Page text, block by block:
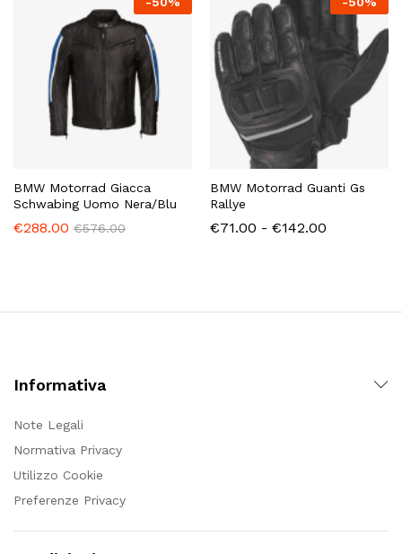
BMW Motorrad Giacca
Schwabing Uomo Nera/Blu
€288.00 €576.00
BMW Motorrad Guanti Gs
Rallye
€71.00 - €142.00
€142.00
Informativa
Note Legali
Normativa Privacy
Utilizzo Cookie
Preferenze Privacy